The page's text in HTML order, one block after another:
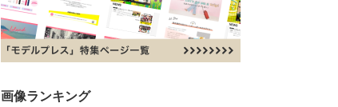
画像ランキング